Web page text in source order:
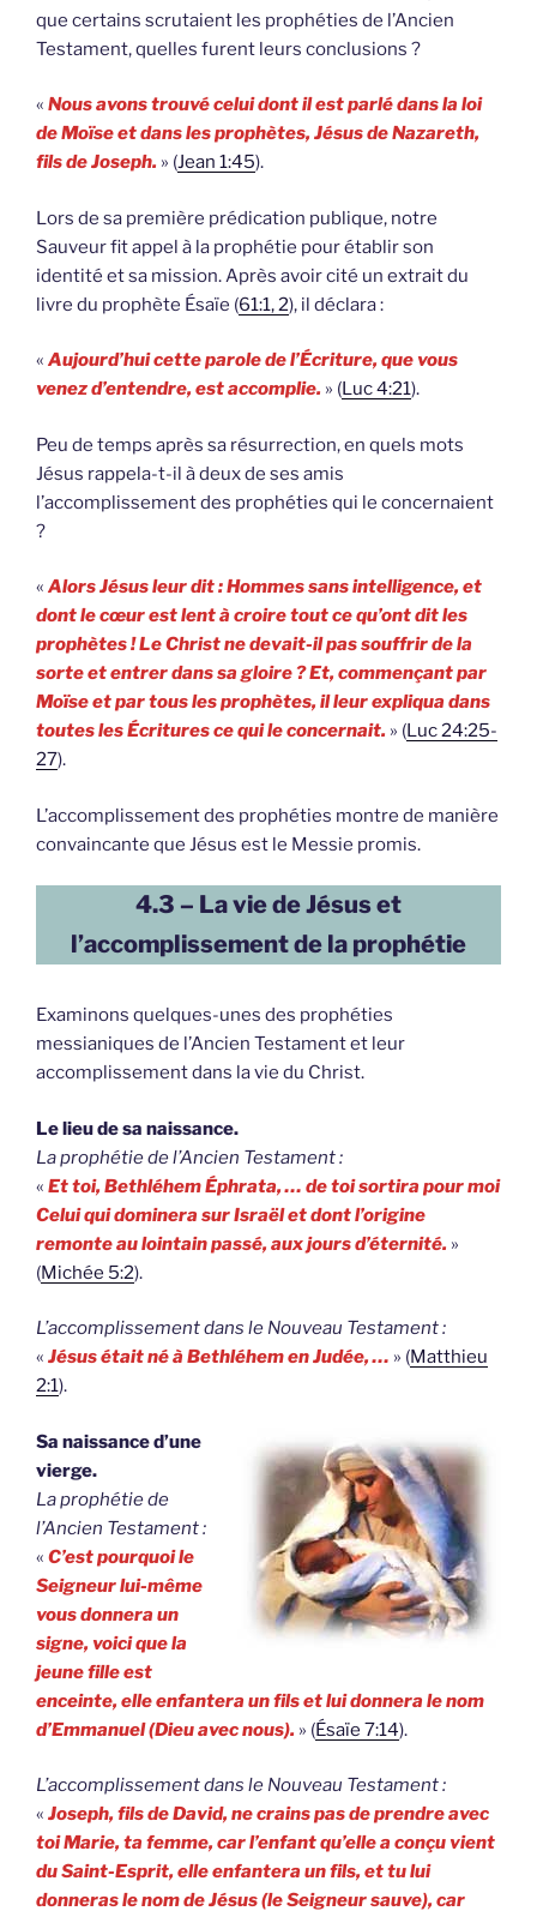
que certains scrutaient les prophéties de l’Ancien
Testament, quelles furent leurs conclusions ?
« Nous avons trouvé celui dont il est parlé dans la loi
de Moïse et dans les prophètes, Jésus de Nazareth,
fils de Joseph. » (Jean 1:45).
Lors de sa première prédication publique, notre
Sauveur fit appel à la prophétie pour établir son
identité et sa mission. Après avoir cité un extrait du
livre du prophète Ésaïe (61:1, 2), il déclara :
« Aujourd’hui cette parole de l’Écriture, que vous
venez d’entendre, est accomplie. » (Luc 4:21).
Peu de temps après sa résurrection, en quels mots
Jésus rappela-t-il à deux de ses amis
l’accomplissement des prophéties qui le concernaient
?
« Alors Jésus leur dit : Hommes sans intelligence, et
dont le cœur est lent à croire tout ce qu’ont dit les
prophètes ! Le Christ ne devait-il pas souffrir de la
sorte et entrer dans sa gloire ? Et, commençant par
Moïse et par tous les prophètes, il leur expliqua dans
toutes les Écritures ce qui le concernait. » (Luc 24:25-
27).
L’accomplissement des prophéties montre de manière
convaincante que Jésus est le Messie promis.
4.3 – La vie de Jésus et
l’accomplissement de la prophétie
Examinons quelques-unes des prophéties
messianiques de l’Ancien Testament et leur
accomplissement dans la vie du Christ.
Le lieu de sa naissance.
La prophétie de l’Ancien Testament :
« Et toi, Bethléhem Éphrata, … de toi sortira pour moi
Celui qui dominera sur Israël et dont l’origine
remonte au lointain passé, aux jours d’éternité. »
(Michée 5:2).
L’accomplissement dans le Nouveau Testament :
« Jésus était né à Bethléhem en Judée, … » (Matthieu
2:1).
Sa naissance d’une
vierge.
La prophétie de
l’Ancien Testament :
« C’est pourquoi le
Seigneur lui-même
vous donnera un
signe, voici que la
jeune fille est
enceinte, elle enfantera un fils et lui donnera le nom
d’Emmanuel (Dieu avec nous). » (Ésaïe 7:14).
L’accomplissement dans le Nouveau Testament :
« Joseph, fils de David, ne crains pas de prendre avec
toi Marie, ta femme, car l’enfant qu’elle a conçu vient
du Saint-Esprit, elle enfantera un fils, et tu lui
donneras le nom de Jésus (le Seigneur sauve), car